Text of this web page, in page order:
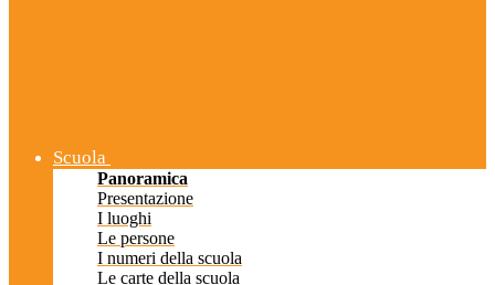
Scuola
Panoramica
Presentazione
I luoghi
Le persone
I numeri della scuola
Le carte della scuola